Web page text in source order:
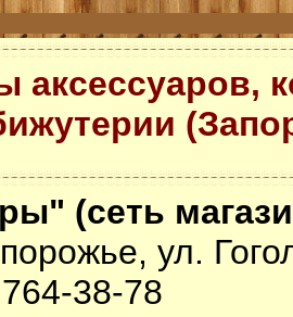
аксессуаров,
(сеть
ул.
38-78